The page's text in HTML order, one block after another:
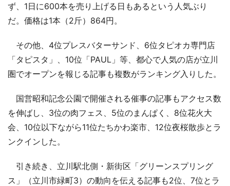
ず、1日に600本を売り上げる日もあるという人気ぶり
だ。価格は1本（2斤）864円。
その他、4位プレスバターサンド、6位タピオカ専門店
「タピスタ」、10位「PAUL」等、都心で人気の店が立川
圏でオープンを報じる記事も複数がランキング入りした。
国営昭和記念公園で開催される催事の記事もアクセス数
を伸ばし、3位の肉フェス、5位のまんぱく、8位花火大
会、10位以下ながら11位たちかわ楽市、12位夜桜散歩とラ
ンクインした。
引き続き、立川駅北側・新街区「グリーンスプリング
ス」（立川市緑町3）の動向を伝える記事も2位、7位とラ